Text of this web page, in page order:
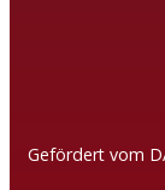
Gefördert vom